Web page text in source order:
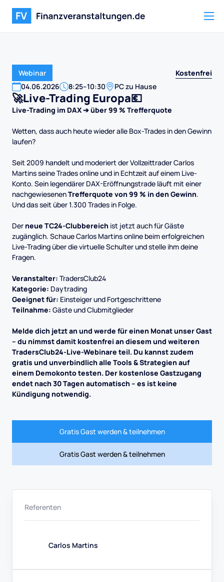
Webinar
Kostenfrei
04.06.2026 8:25–10:30 PC zu Hause
🚀Live-Trading Europa💶
Live-Trading im DAX ➔ über 99 % Trefferquote
Wetten, dass auch heute wieder alle Box-Trades in den Gewinn
laufen?
Seit 2009 handelt und moderiert der Vollzeittrader Carlos
Martins seine Trades online und in Echtzeit auf einem Live-
Konto. Sein legendärer DAX-Eröffnungstrade läuft mit einer
nachgewiesenenTrefferquote von 99 % in den Gewinn.
Und das seit über 1.300 Trades in Folge.
Der neue TC24-Clubbereich ist jetzt auch für Gäste
zugänglich. Schaue Carlos Martins online beim erfolgreichen
Live-Trading über die virtuelle Schulter und stelle ihm deine
Fragen.
Veranstalter: TradersClub24
Kategorie: Daytrading
Geeignet für: Einsteiger und Fortgeschrittene
Teilnahme: Gäste und Clubmitglieder
Melde dich jetzt an und werde für einen Monat unser Gast
– du nimmst damit kostenfrei an diesem und weiteren
TradersClub24-Live-Webinare teil. Du kannst zudem
gratis und unverbindlich alle Tools & Strategien auf
einem Demokonto testen. Der kostenlose Gastzugang
endet nach 30 Tagen automatisch – es ist keine
Kündigung notwendig.
Gratis Gast werden & teilnehmen
Gratis Gast werden & teilnehmen
Referenten
Carlos Martins